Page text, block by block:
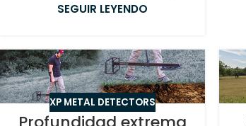
SEGUIR LEYENDO
XP METAL DETECTORS